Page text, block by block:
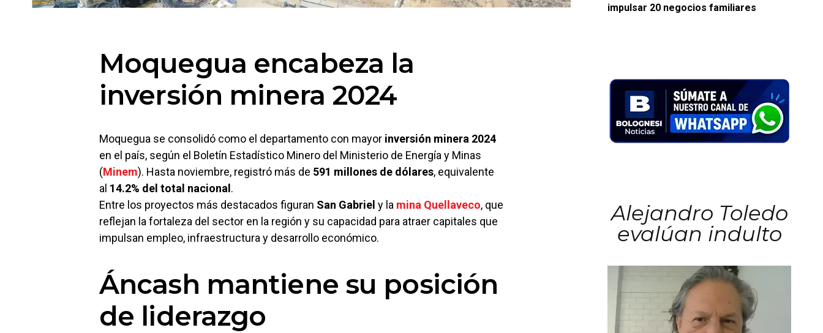
Moquegua encabeza la
inversión minera 2024
Moquegua se consolidó como el departamento con mayor inversión minera 2024
en el país, según el Boletín Estadístico Minero del Ministerio de Energía y Minas
(Minem). Hasta noviembre, registró más de 591 millones de dólares, equivalente
al 14.2% del total nacional .
Entre los proyectos más destacados figuran San Gabriel y la mina Quellaveco, que
reflejan la fortaleza del sector en la región y su capacidad para atraer capitales que
impulsan empleo, infraestructura y desarrollo económico.
Áncash mantiene su posición
de liderazgo
impulsar 20 negocios familiares
Alejandro Toledo
evalúan indulto